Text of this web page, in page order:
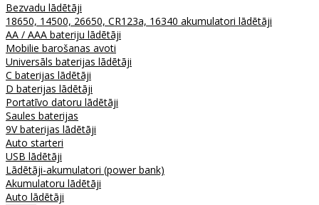
Bezvadu lādētāji
18650, 14500, 26650, CR123a, 16340 akumulatori lādētāji
AA / AAA bateriju lādētāji
Mobilie barošanas avoti
Universāls baterijas lādētāji
C baterijas lādētāji
D baterijas lādētāji
Portatīvo datoru lādētāji
Saules baterijas
9V baterijas lādētāji
Auto starteri
USB lādētāji
Lādētāji-akumulatori (power bank)
Akumulatoru lādētāji
Auto lādētāji